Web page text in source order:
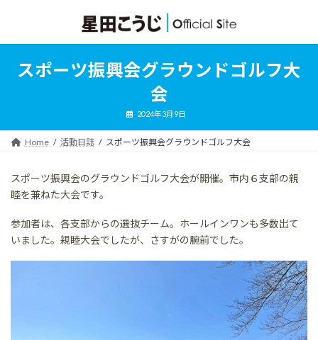
ン
ー
スポーツ振興会グラウンドゴルフ大
会
2024年3月9日
Home 活動日誌 スポーツ振興会グラウンドゴルフ大会
スポーツ振興会のグラウンドゴルフ大会が開催。市内６支部の親
睦を兼ねた大会です。
参加者は、各支部からの選抜チーム。ホールインワンも多数出て
いました。親睦大会でしたが、さすがの腕前でした。